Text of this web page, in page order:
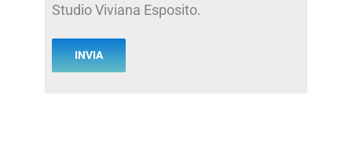
Studio Viviana Esposito.